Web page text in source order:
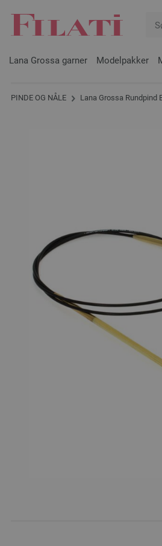
Lana Grossa garner Modelpakker
PINDE OG NÅLE Lana Grossa Rundpind